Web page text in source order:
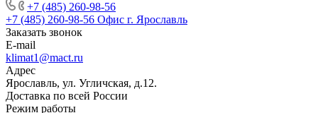
+7 (485) 260-98-56
+7 (485) 260-98-56 Офис г. Ярославль
Заказать звонок
E-mail
klimat1@mact.ru
Адрес
Ярославль, ул. Угличская, д.12.
Доставка по всей России
Режим работы